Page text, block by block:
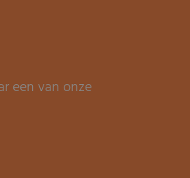
een van onze